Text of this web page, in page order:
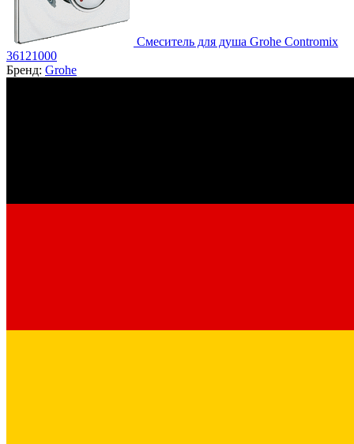
Смеситель для душа Grohe Contromix
36121000
Бренд: Grohe